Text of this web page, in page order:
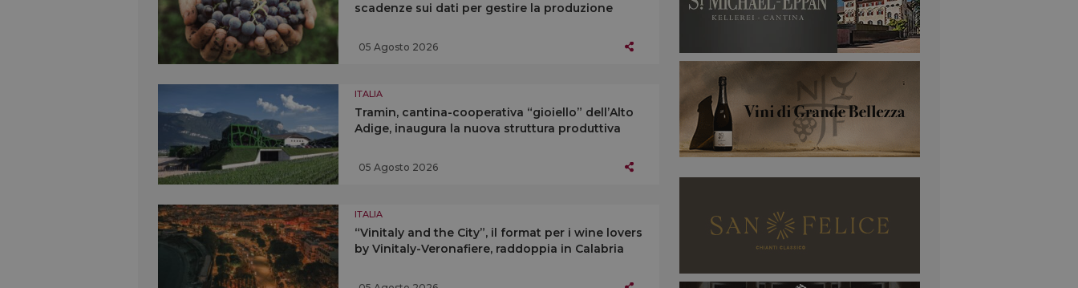
scadenze sui dati per gestire la produzione
05 Agosto 2026
ITALIA
Tramin, cantina-cooperativa “gioiello” dell’Alto
Adige, inaugura la nuova struttura produttiva
05 Agosto 2026
ITALIA
“Vinitaly and the City”, il format per i wine lovers
by Vinitaly-Veronafiere, raddoppia in Calabria